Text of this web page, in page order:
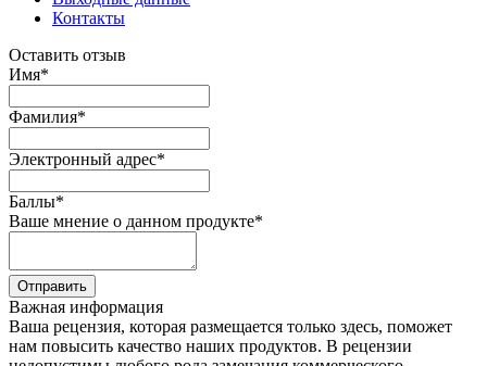
Контакты
Оставить отзыв
Имя*
Фамилия*
Электронный адрес*
Баллы*
Ваше мнение о данном продукте*
Отправить
Важная информация
Ваша рецензия, которая размещается только здесь, поможет
нам повысить качество наших продуктов. В рецензии